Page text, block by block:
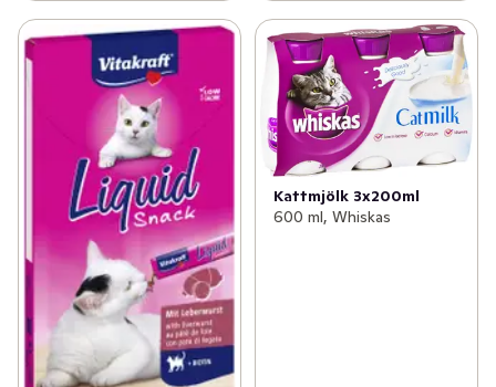
Kattmjölk 3x200ml
600 ml, Whiskas